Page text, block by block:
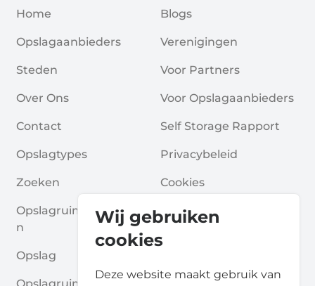
Wij gebruiken
cookies
Deze website maakt gebruik van
Home
Opslagaanbieders
Steden
Over Ons
Contact
Opslagtypes
Zoeken
Opslagruimte Aanvrage
N
Opslag
Blogs
Verenigingen
Voor Partners
Voor Opslagaanbieders
Self Storage Rapport
Privacybeleid
Cookies
Algemene Voorwaarde